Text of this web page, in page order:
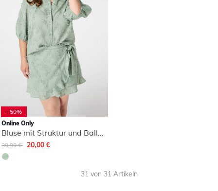
- 50%
Online Only
Bluse mit Struktur und Ballonärmeln
Reduziert von
39,99 € auf
20,00 €
31 von 31 Artikeln